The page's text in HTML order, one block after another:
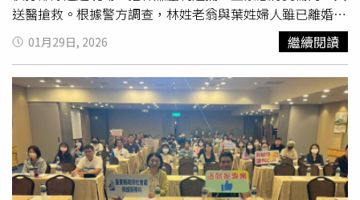
送醫搶救。根據警方調查，林姓老翁與葉姓婦人雖已離婚，
一家四口仍同住，林嫌因平日酒後常與家人爆發衝突，且
2014年到2024年間5度家暴，家屬因而在2024年間聲請保
護令，禁止林嫌對家人進行肢體或言語騷擾，但並未規定要
保持多少距離。28日深夜11時許，林嫌突然情緒失控，埋
怨妻女仍以保護令約束他，竟拿起家中的鋸子與榔頭砍向3
人，導致她們身上多處遭砍，現場血跡斑斑，場面怵目驚
心。而林嫌手段殘暴，除揮舞利器砍殺外，甚至還張口咬
人，葉姓前妻受有右側前胸壁開放式咬傷、雙手多處撕裂
傷；大女兒頭皮遭到重創，背部、臀部及手指均有嚴重撕裂
01月29日, 2026 繼續閱讀